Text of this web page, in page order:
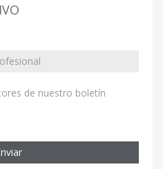
de nuestro boletín